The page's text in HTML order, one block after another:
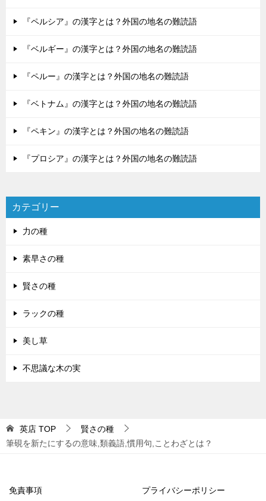
『ペルシア』の漢字とは？外国の地名の難読語
『ベルギー』の漢字とは？外国の地名の難読語
『ペルー』の漢字とは？外国の地名の難読語
『ベトナム』の漢字とは？外国の地名の難読語
『ペキン』の漢字とは？外国の地名の難読語
『プロシア』の漢字とは？外国の地名の難読語
カテゴリー
力の種
素早さの種
賢さの種
ラックの種
美し草
不思議な木の実
英店 TOP
賢さの種
筆硯を新たにするの意味,類義語,慣用句,ことわざとは？
免責事項 プライバシーポリシー